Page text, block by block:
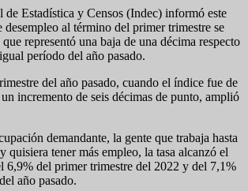
Estadística y Censos (Indec) informó este
desempleo al término del primer trimestre se
representó una baja de una décima respecto
período del año pasado.
del año pasado, cuando el índice fue de
incremento de seis décimas de punto, amplió
demandante, la gente que trabaja hasta
quisiera tener más empleo, la tasa alcanzó el
6,9% del primer trimestre del 2022 y del 7,1%
año pasado.